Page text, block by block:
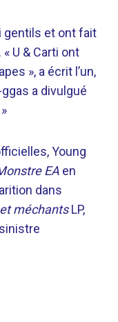
gentils et ont fait
U & Carti ont
», a écrit l’un,
a divulgué
Young
EA en
dans
méchantsLP,